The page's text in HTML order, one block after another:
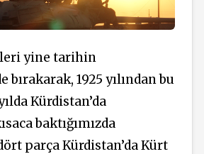
yine tarihin
1925 yılından bu
Kürdistan’da
baktığımızda
parça Kürdistan’da Kürt